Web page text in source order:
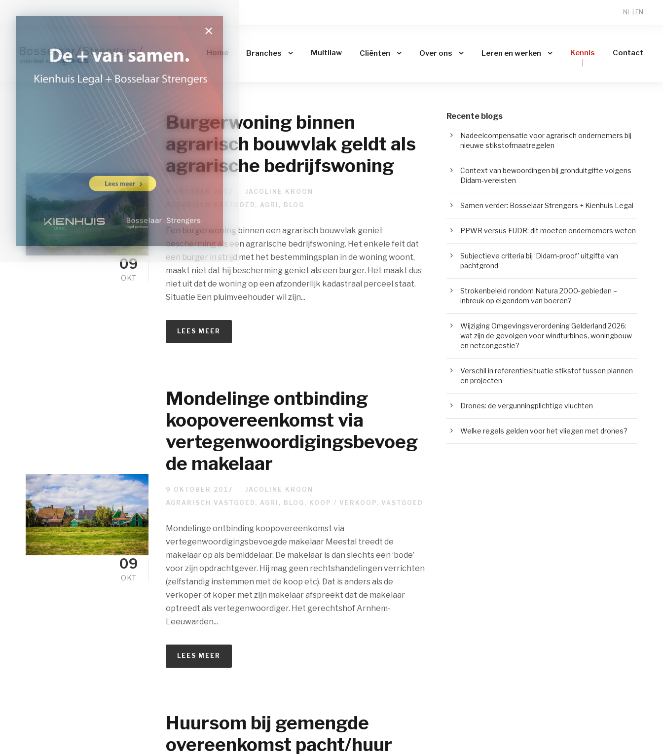
NL EN
Home Branches Multilaw Cliënten Over ons Leren en werken Kennis Contact
09
OKT
Burgerwoning binnen
agrarisch bouwvlak geldt als
agrarische bedrijfswoning
9 OKTOBER 2017
JACOLINE KROON
AGRARISCH VASTGOED , AGRI , BLOG
Een burgerwoning binnen een agrarisch bouwvlak geniet
bescherming als een agrarische bedrijfswoning. Het enkele feit dat
een burger in strijd met het bestemmingsplan in de woning woont,
maakt niet dat hij bescherming geniet als een burger. Het maakt dus
niet uit dat de woning op een afzonderlijk kadastraal perceel staat.
Situatie Een pluimveehouder wil zijn...
LEES MEER
09
OKT
Mondelinge ontbinding
koopovereenkomst via
vertegenwoordigingsbevoeg
de makelaar
9 OKTOBER 2017
JACOLINE KROON
AGRARISCH VASTGOED , AGRI , BLOG , KOOP / VERKOOP, VASTGOED
Mondelinge ontbinding koopovereenkomst via
vertegenwoordigingsbevoegde makelaar Meestal treedt de
makelaar op als bemiddelaar. De makelaar is dan slechts een ‘bode’
voor zijn opdrachtgever. Hij mag geen rechtshandelingen verrichten
(zelfstandig instemmen met de koop etc). Dat is anders als de
verkoper of koper met zijn makelaar afspreekt dat de makelaar
optreedt als vertegenwoordiger. Het gerechtshof Arnhem-
Leeuwarden...
LEES MEER
Huursom bij gemengde
overeenkomst pacht/huur
Recente blogs
Nadeelcompensatie voor agrarisch ondernemers bij
nieuwe stikstofmaatregelen
Context van bewoordingen bij gronduitgifte volgens
Didam-vereisten
Samen verder: Bosselaar Strengers + Kienhuis Legal
PPWR versus EUDR: dit moeten ondernemers weten
Subjectieve criteria bij ‘Didam-proof’ uitgifte van
pachtgrond
Strokenbeleid rondom Natura 2000-gebieden –
inbreuk op eigendom van boeren?
Wijziging Omgevingsverordening Gelderland 2026:
wat zijn de gevolgen voor windturbines, woningbouw
en netcongestie?
Verschil in referentiesituatie stikstof tussen plannen
en projecten
Drones: de vergunningplichtige vluchten
Welke regels gelden voor het vliegen met drones?